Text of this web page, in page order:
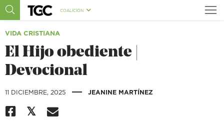
COALICIÓN
VIDA CRISTIANA
El Hijo obediente |
Devocional
11 DICIEMBRE, 2025 | JEANINE MARTÍNEZ